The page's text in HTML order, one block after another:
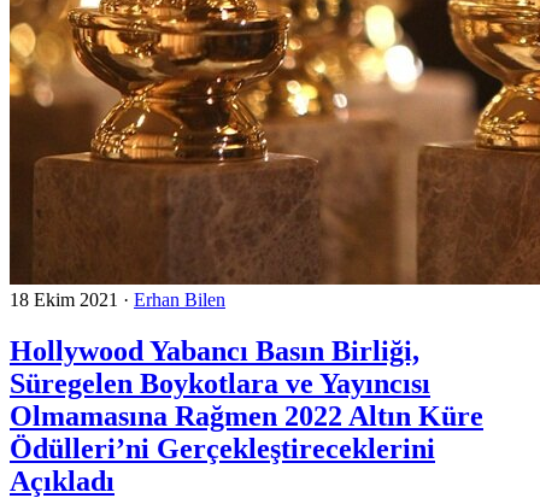
18 Ekim 2021 · Erhan Bilen
Hollywood Yabancı Basın Birliği,
Süregelen Boykotlara ve Yayıncısı
Olmamasına Rağmen 2022 Altın Küre
Ödülleri’ni Gerçekleştireceklerini
Açıkladı